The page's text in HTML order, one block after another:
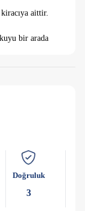
aittir.
bir arada
sükun içinde
4 x 14
wc + banyo
Doğruluk
3